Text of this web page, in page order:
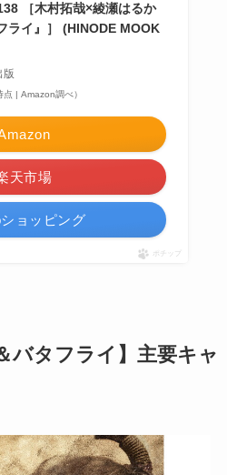
［木村拓哉×綾瀬はるか
ライ』］ (HINODE MOOK
版
| Amazon調べ）
天市場
ョッピング
ポチップ
バタフライ】主要キャ